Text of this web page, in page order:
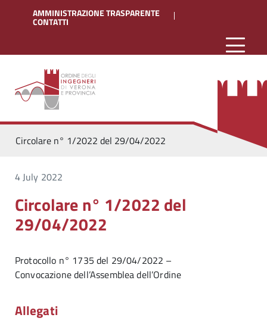
AMMINISTRAZIONE TRASPARENTE
CONTATTI
Circolare n° 1/2022 del 29/04/2022
4 July 2022
Circolare n° 1/2022 del
29/04/2022
Protocollo n° 1735 del 29/04/2022 –
Convocazione dell’Assemblea dell’Ordine
Allegati